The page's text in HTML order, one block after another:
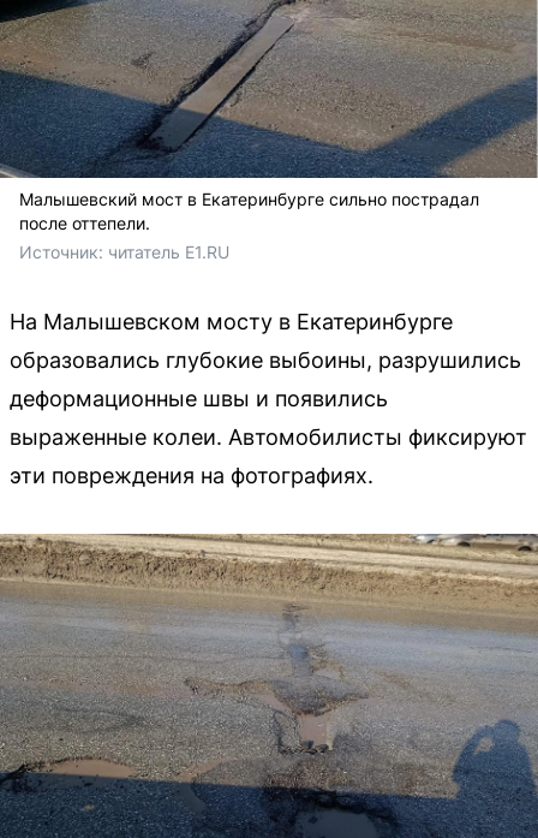
Малышевский мост в Екатеринбурге сильно пострадал
после оттепели.
Источник: читатель E1.RU
На Малышевском мосту в Екатеринбурге
образовались глубокие выбоины, разрушились
деформационные швы и появились
выраженные колеи. Автомобилисты фиксируют
эти повреждения на фотографиях.